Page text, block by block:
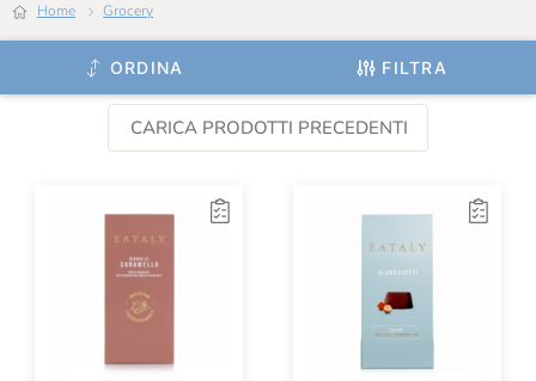
Home grocery
ORDINA FILTRA
CARICA PRODOTTI PRECEDENTI